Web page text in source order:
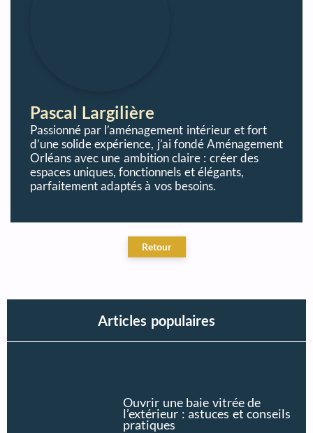
Pascal Largilière
Passionné par l’aménagement intérieur et fort
d’une solide expérience, j’ai fondé Aménagement
Orléans avec une ambition claire : créer des
espaces uniques, fonctionnels et élégants,
parfaitement adaptés à vos besoins.
Articles populaires
Ouvrir une baie vitrée de
l’extérieur : astuces et conseils
pratiques